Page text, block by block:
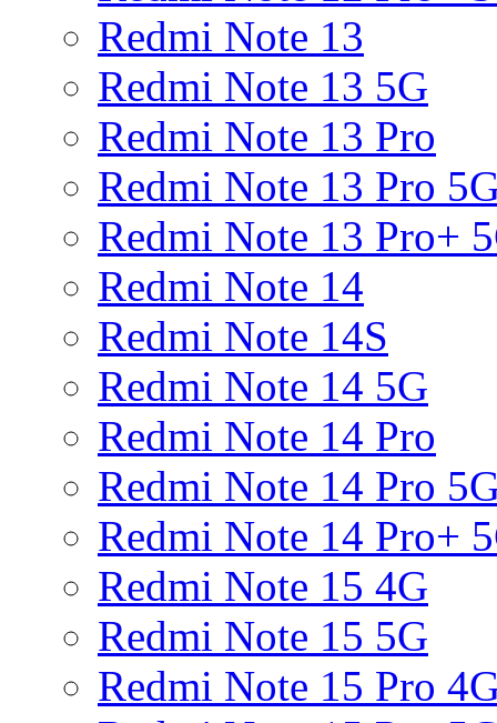
Redmi Note 13
Redmi Note 13 5G
Redmi Note 13 Pro
Redmi Note 13 Pro
Redmi Note 13 Pro+
Redmi Note 14
Redmi Note 14S
Redmi Note 14 5G
Redmi Note 14 Pro
Redmi Note 14 Pro
Redmi Note 14 Pro+
Redmi Note 15 4G
Redmi Note 15 5G
Redmi Note 15 Pro